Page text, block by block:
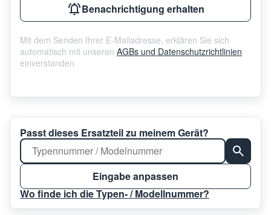
Benachrichtigung erhalten
Mit dem Senden Ihrer E-Mailadresse, erklären Sie sich
automatisch mit unseren AGBs und Datenschutzrichtlinien
einverstanden
Passt dieses Ersatzteil zu meinem Gerät?
Eingabe anpassen
Wo finde ich die Typen- / Modellnummer?